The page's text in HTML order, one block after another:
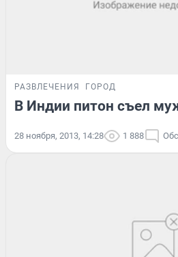
РАЗВЛЕЧЕНИЯ ГОРОД
В Индии питон съел
28 ноября, 2013, 14:28 1 888